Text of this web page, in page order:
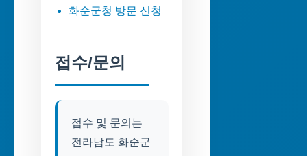
화순군청 방문 신청
접수/문의
접수 및 문의는
전라남도 화순군